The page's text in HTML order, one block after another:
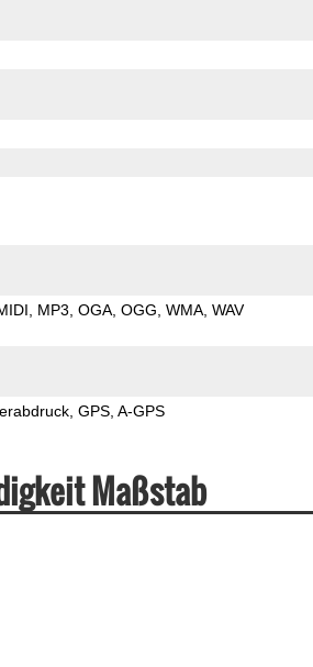
MP3 OGA OGG WMA WAV
GPS A-GPS
Maßstab